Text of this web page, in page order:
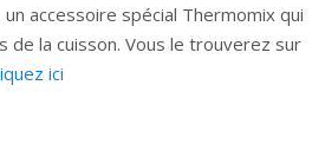
accessoire spécial Thermomix qui
de la cuisson. Vous le trouverez sur
ici